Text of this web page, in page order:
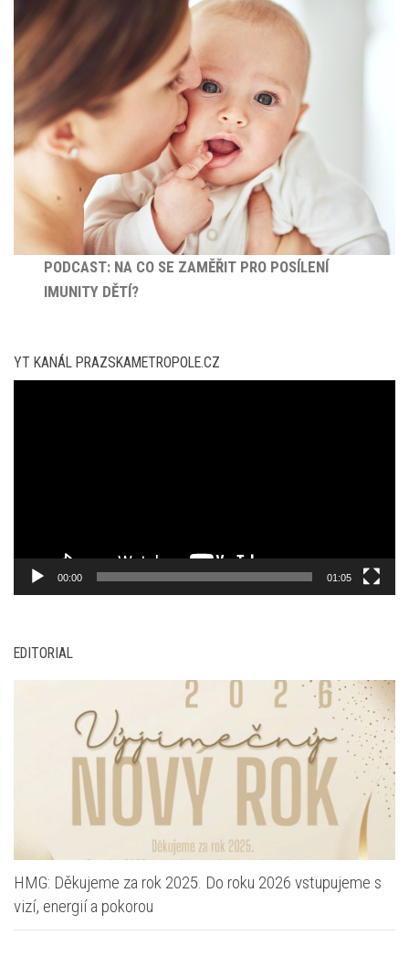
PODCAST: NA CO SE ZAMĚŘIT PRO POSÍLENÍ
IMUNITY DĚTÍ?
YT KANÁL PRAZSKAMETROPOLE.CZ
00:00 01:05
EDITORIAL
HMG: Děkujeme za rok 2025. Do roku 2026 vstupujeme s
vizí, energií a pokorou